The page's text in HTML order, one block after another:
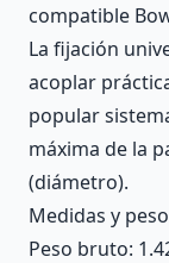
compatible
La fijación
acoplar
popular
máxima de la
(diámetro).
Medidas y
Peso bruto: